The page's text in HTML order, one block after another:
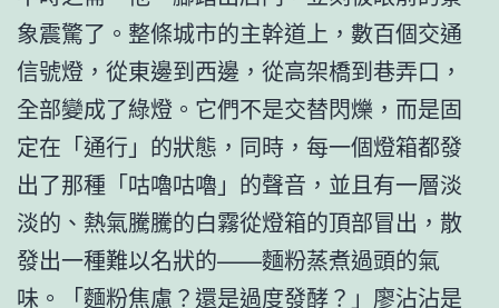
象震驚了。整條城市的主幹道上，數百個交通
信號燈，從東邊到西邊，從高架橋到巷弄口，
全部變成了綠燈。它們不是交替閃爍，而是固
定在「通行」的狀態，同時，每一個燈箱都發
出了那種「咕嚕咕嚕」的聲音，並且有一層淡
淡的、熱氣騰騰的白霧從燈箱的頂部冒出，散
發出一種難以名狀的——麵粉蒸煮過頭的氣
味。「麵粉焦慮？還是過度發酵？」廖沾沾是